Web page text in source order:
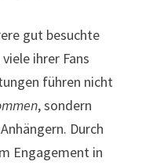
gut besuchte
ihrer Fans
führen nicht
, sondern
Durch
Engagement in